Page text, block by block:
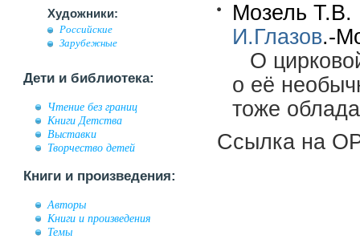
Художники:
Российские
Зарубежные
Дети и библиотека:
Чтение без границ
Книги Детства
Выставки
Творчество детей
Книги и произведения:
Авторы
Книги и произведения
Темы
Мозель Т.В.
И.Глазов.-
О
о её
тоже
Ссылка на